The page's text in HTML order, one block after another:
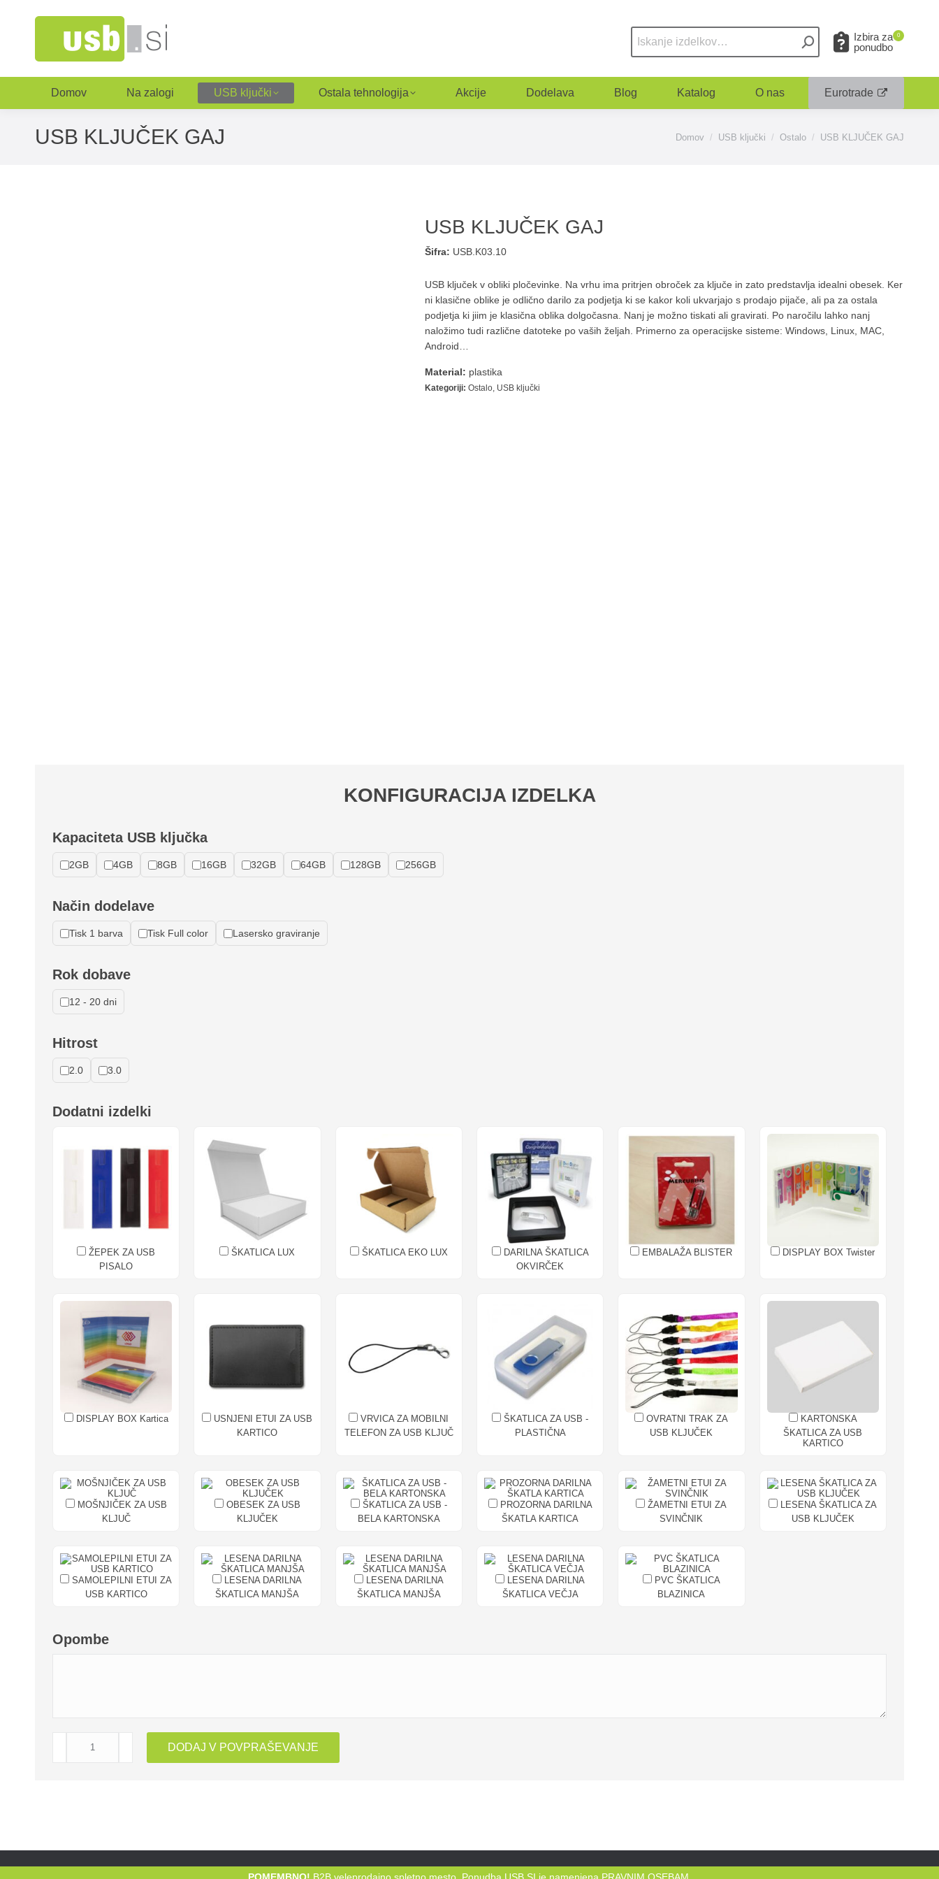
Izbira za
ponudbo
0
Domov Na zalogi USB ključki Ostala tehnologija Akcije Dodelava Blog Katalog O nas Eurotrade
USB KLJUČEK GAJ You are here:
Domov USB ključki Ostalo USB KLJUČEK GAJ
USB KLJUČEK GAJ
Šifra: USB.K03.10
USB ključek v obliki pločevinke. Na vrhu ima pritrjen obroček za ključe in zato predstavlja idealni obesek. Ker
ni klasične oblike je odlično darilo za podjetja ki se kakor koli ukvarjajo s prodajo pijače, ali pa za ostala
podjetja ki jiim je klasična oblika dolgočasna. Nanj je možno tiskati ali gravirati. Po naročilu lahko nanj
naložimo tudi različne datoteke po vaših željah. Primerno za operacijske sisteme: Windows, Linux, MAC,
Android…
Material: plastika
Kategoriji: Ostalo, USB ključki
KONFIGURACIJA IZDELKA
Kapaciteta USB ključka
2GB 4GB 8GB 16GB 32GB 64GB 128GB 256GB
Način dodelave
Tisk 1 barva Tisk Full color Lasersko graviranje
Rok dobave
12 - 20 dni
Hitrost
2.0 3.0
Dodatni izdelki
ŽEPEK ZA USB
PISALO
ŠKATLICA LUX ŠKATLICA EKO LUX
DARILNA ŠKATLICA
OKVIRČEK
EMBALAŽA BLISTER DISPLAY BOX Twister
DISPLAY BOX Kartica
USNJENI ETUI ZA USB
KARTICO
VRVICA ZA MOBILNI
TELEFON ZA USB KLJUČ
ŠKATLICA ZA USB -
PLASTIČNA
OVRATNI TRAK ZA
USB KLJUČEK
KARTONSKA
ŠKATLICA ZA USB
KARTICO
MOŠNJIČEK ZA USB
KLJUČ
OBESEK ZA USB
KLJUČEK
ŠKATLICA ZA USB -
BELA KARTONSKA
PROZORNA DARILNA
ŠKATLA KARTICA
ŽAMETNI ETUI ZA
SVINČNIK
LESENA ŠKATLICA ZA
USB KLJUČEK
SAMOLEPILNI ETUI ZA
USB KARTICO
LESENA DARILNA
ŠKATLICA MANJŠA
LESENA DARILNA
ŠKATLICA MANJŠA
LESENA DARILNA
ŠKATLICA VEČJA
PVC ŠKATLICA
BLAZINICA
Opombe
DODAJ V POVPRAŠEVANJE